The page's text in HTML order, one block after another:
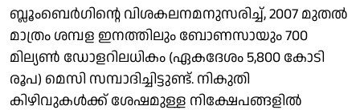
ബ്ലൂംബെര്‍ഗിന്റെ വിശകലനമനുസരിച്ച്, 2007 മുതല്‍
മാത്രം ശമ്പള ഇനത്തിലും ബോണസായും 700
മില്യണ്‍ ഡോളറിലധികം (ഏകദേശം 5,800 കോടി
രൂപ) മെസി സമ്പാദിച്ചിട്ടുണ്ട്. നികുതി
കിഴിവുകള്‍ക്ക് ശേഷമുള്ള നിക്ഷേപങ്ങളില്‍